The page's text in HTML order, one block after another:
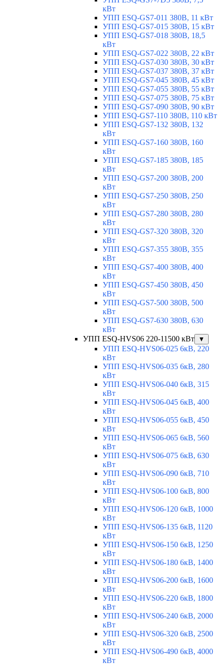
кВт
УПП ESQ-GS7-011 380В, 11 кВт
УПП ESQ-GS7-015 380В, 15 кВт
УПП ESQ-GS7-018 380В, 18,5
кВт
УПП ESQ-GS7-022 380В, 22 кВт
УПП ESQ-GS7-030 380В, 30 кВт
УПП ESQ-GS7-037 380В, 37 кВт
УПП ESQ-GS7-045 380В, 45 кВт
УПП ESQ-GS7-055 380В, 55 кВт
УПП ESQ-GS7-075 380В, 75 кВт
УПП ESQ-GS7-090 380В, 90 кВт
УПП ESQ-GS7-110 380В, 110 кВт
УПП ESQ-GS7-132 380В, 132
кВт
УПП ESQ-GS7-160 380В, 160
кВт
УПП ESQ-GS7-185 380В, 185
кВт
УПП ESQ-GS7-200 380В, 200
кВт
УПП ESQ-GS7-250 380В, 250
кВт
УПП ESQ-GS7-280 380В, 280
кВт
УПП ESQ-GS7-320 380В, 320
кВт
УПП ESQ-GS7-355 380В, 355
кВт
УПП ESQ-GS7-400 380В, 400
кВт
УПП ESQ-GS7-450 380В, 450
кВт
УПП ESQ-GS7-500 380В, 500
кВт
УПП ESQ-GS7-630 380В, 630
кВт
УПП ESQ-HVS06 220-11500 кВт
▼
УПП ESQ-HVS06-025 6кВ, 220
кВт
УПП ESQ-HVS06-035 6кВ, 280
кВт
УПП ESQ-HVS06-040 6кВ, 315
кВт
УПП ESQ-HVS06-045 6кВ, 400
кВт
УПП ESQ-HVS06-055 6кВ, 450
кВт
УПП ESQ-HVS06-065 6кВ, 560
кВт
УПП ESQ-HVS06-075 6кВ, 630
кВт
УПП ESQ-HVS06-090 6кВ, 710
кВт
УПП ESQ-HVS06-100 6кВ, 800
кВт
УПП ESQ-HVS06-120 6кВ, 1000
кВт
УПП ESQ-HVS06-135 6кВ, 1120
кВт
УПП ESQ-HVS06-150 6кВ, 1250
кВт
УПП ESQ-HVS06-180 6кВ, 1400
кВт
УПП ESQ-HVS06-200 6кВ, 1600
кВт
УПП ESQ-HVS06-220 6кВ, 1800
кВт
УПП ESQ-HVS06-240 6кВ, 2000
кВт
УПП ESQ-HVS06-320 6кВ, 2500
кВт
УПП ESQ-HVS06-490 6кВ, 4000
кВт